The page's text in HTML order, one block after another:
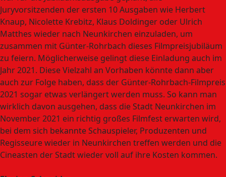
Juryvorsitzenden der ersten 10 Ausgaben wie Herbert
Knaup, Nicolette Krebitz, Klaus Doldinger oder Ulrich
Matthes wieder nach Neunkirchen einzuladen, um
zusammen mit Günter-Rohrbach dieses Filmpreisjubiläum
zu feiern. Möglicherweise gelingt diese Einladung auch im
Jahr 2021. Diese Vielzahl an Vorhaben könnte dann aber
auch zur Folge haben, dass der Günter-Rohrbach-Filmpreis
2021 sogar etwas verlängert werden muss. So kann man
wirklich davon ausgehen, dass die Stadt Neunkirchen im
November 2021 ein richtig großes Filmfest erwarten wird,
bei dem sich bekannte Schauspieler, Produzenten und
Regisseure wieder in Neunkirchen treffen werden und die
Cineasten der Stadt wieder voll auf ihre Kosten kommen.